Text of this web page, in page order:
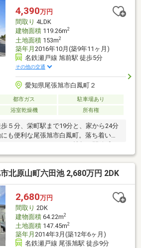
4,390万円
間取り 4LDK
建物面積119.26m2
土地面積153m2
築年月 2016年10月(築9年11ヶ月)
名鉄瀬戸線 旭前駅 徒歩5分
その他の交通
愛知県尾張旭市白鳳町２
都市ガス
駐車場あり
浴室乾燥機 所有権
５分、栄町駅まで19分と、家から24分
も便利な尾張旭市白鳳町。落ち着いた
や自然素材ならではの居心地の良さが
部リフォーム実施予定で、気持ち良い
園や学校も身近で、子育て世代にも嬉
と穏やかな住環境を両立した、名古屋
しがここにある。2026年6月外壁塗装
実施予定。現在は見学予約受付中で
北原山町六田池 2,680万円 2DK
2,680万円
間取り 2DK
建物面積64.22m2
土地面積147.45m2
築年月 2014年3月(築12年6ヶ月)
名鉄瀬戸線 尾張旭駅 徒歩9分